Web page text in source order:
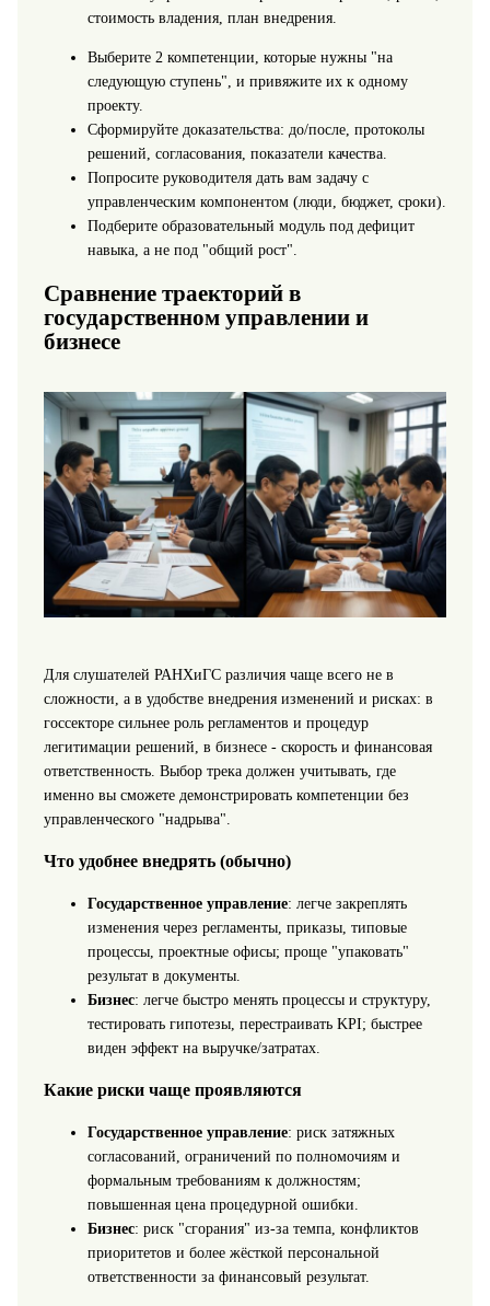
стоимость владения, план внедрения.
Выберите 2 компетенции, которые нужны "на
следующую ступень", и привяжите их к одному
проекту.
Сформируйте доказательства: до/после, протоколы
решений, согласования, показатели качества.
Попросите руководителя дать вам задачу с
управленческим компонентом (люди, бюджет, сроки).
Подберите образовательный модуль под дефицит
навыка, а не под "общий рост".
Сравнение траекторий в
государственном управлении и
бизнесе
Для слушателей РАНХиГС различия чаще всего не в
сложности, а в удобстве внедрения изменений и рисках: в
госсекторе сильнее роль регламентов и процедур
легитимации решений, в бизнесе - скорость и финансовая
ответственность. Выбор трека должен учитывать, где
именно вы сможете демонстрировать компетенции без
управленческого "надрыва".
Что удобнее внедрять (обычно)
Государственное управление: легче закреплять
изменения через регламенты, приказы, типовые
процессы, проектные офисы; проще "упаковать"
результат в документы.
Бизнес: легче быстро менять процессы и структуру,
тестировать гипотезы, перестраивать KPI; быстрее
виден эффект на выручке/затратах.
Какие риски чаще проявляются
Государственное управление: риск затяжных
согласований, ограничений по полномочиям и
формальным требованиям к должностям;
повышенная цена процедурной ошибки.
Бизнес: риск "сгорания" из-за темпа, конфликтов
приоритетов и более жёсткой персональной
ответственности за финансовый результат.